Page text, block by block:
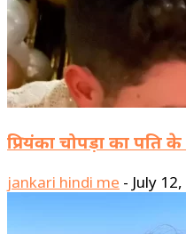
प्रियंका चोपड़ा का पति
jankari hindi me - July